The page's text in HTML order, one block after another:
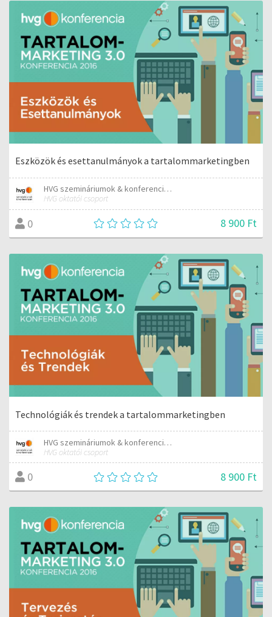
Eszközök és esettanulmányok a tartalommarketingben
HVG szemináriumok & konferenciák
HVG oktatói csoport
0 8 900 Ft
Technológiák és trendek a tartalommarketingben
HVG szemináriumok & konferenciák
HVG oktatói csoport
0 8 900 Ft